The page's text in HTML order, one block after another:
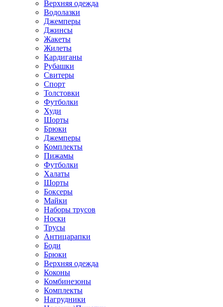
Верхняя одежда
Водолазки
Джемперы
Джинсы
Жакеты
Жилеты
Кардиганы
Рубашки
Свитеры
Спорт
Толстовки
Футболки
Худи
Шорты
Брюки
Джемперы
Комплекты
Пижамы
Футболки
Халаты
Шорты
Боксеры
Майки
Наборы трусов
Носки
Трусы
Антицарапки
Боди
Брюки
Верхняя одежда
Коконы
Комбинезоны
Комплекты
Нагрудники